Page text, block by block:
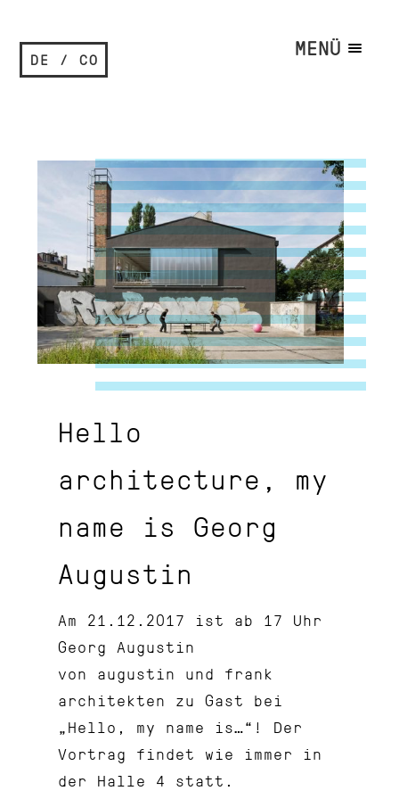
DE / CO MENÜ
Hello
architecture, my
name is Georg
Augustin
Am 21.12.2017 ist ab 17 Uhr
Georg Augustin
von augustin und frank
architekten zu Gast bei
„Hello, my name is…“! Der
Vortrag findet wie immer in
der Halle 4 statt.